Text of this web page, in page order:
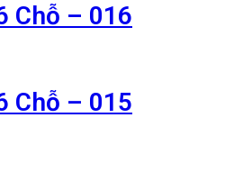
Chỗ – 016
Chỗ – 015